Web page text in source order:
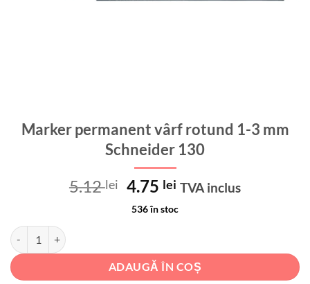
Marker permanent vârf rotund 1-3 mm
Schneider 130
5.12lei Prețul
inițial
a
5.12 lei.
4.75 lei Prețul
este:
TVA inclus
536 în stoc
Cantitate Marker permanent vârf rotund 1-3 mm Schneider 130
ADAUGĂ ÎN COȘ